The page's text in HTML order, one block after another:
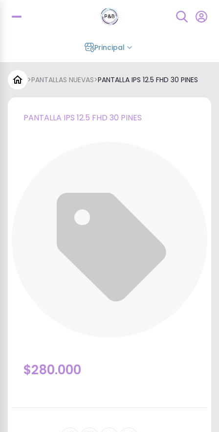
Principal
>PANTALLAS NUEVAS>PANTALLA IPS 12.5 FHD 30 PINES
PANTALLA IPS 12.5 FHD 30 PINES
$280.000